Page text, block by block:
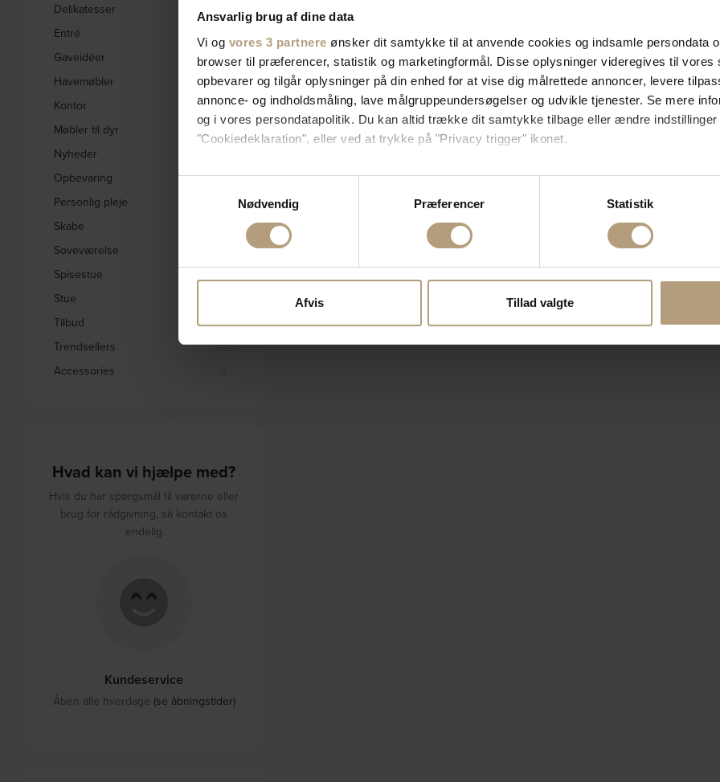
Ansvarlig brug af dine data
Vi og vores 3 partnere ønsker dit samtykke til at anvende cookies og indsamle persondata
browser til præferencer, statistik og marketingformål. Disse oplysninger videregives til vores
opbevarer og tilgår oplysninger på din enhed for at vise dig målrettede annoncer, levere
annonce- og indholdsmåling, lave målgruppeundersøgelser og udvikle tjenester. Se mere
og i vores persondatapolitik. Du kan altid trække dit samtykke tilbage eller ændre
"Cookiedeklaration", eller ved at trykke på "Privacy trigger" ikonet.
Hvis du tillader det, vil vi også gerne:
Indsamle præcise oplysninger om din placering, der kan være nøjagtig inden for få
Identificere din enhed baseret på en scanning af dens unikke karakteristika
Dine valg anvendes på hele websitet.
annonceringspartnere og analysepartnere. Vores partnere kan kombinere disse data med
dem, eller som de har indsamlet fra din brug af deres tjenester.
Nødvendig
Præferencer Statistik
Afvis Tillad valgte
Delikatesser
Entré
Gaveidéer 847
Havemøbler 559
Kontor 128
Møbler til dyr
Nyheder
Opbevaring 242
Personlig pleje
Skabe
Soveværelse
Spisestue
Stue
Tilbud 1846
Trendsellers 572
Accessories
Hvad kan vi hjælpe med?
Hvis du har spørgsmål til varerne eller
brug for rådgivning, så kontakt os
endelig
Kundeservice
Åben alle hverdage (se åbningstider)